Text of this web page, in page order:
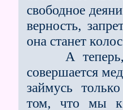
свободное
верность,
она станет
А теперь,
совершается
займусь
том, что мы